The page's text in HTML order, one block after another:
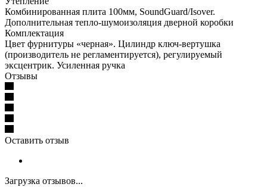
Комбинированная плита 100мм, SoundGuard/Isover.
Дополнительная тепло-шумоизоляция дверной коробки
Комплектация
Цвет фурнитуры «черная». Цилиндр ключ-вертушка
(производитель не регламентируется), регулируемый
эксцентрик. Усиленная ручка
Отзывы
Оставить отзыв
Загрузка отзывов...